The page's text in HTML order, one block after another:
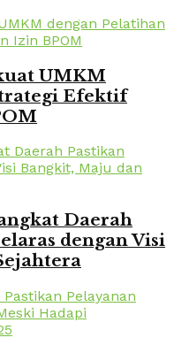
UMKM
Efektif
Daerah
dengan Visi